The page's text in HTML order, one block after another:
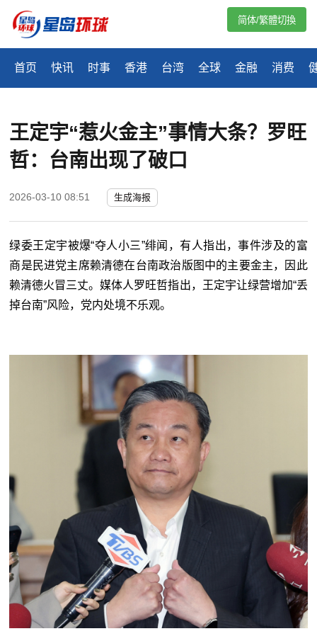
首页 快讯 时事 香港 台湾 全球 金融 消费
简体/繁體切換
王定宇“惹火金主”事情大条？罗旺
哲：台南出现了破口
2026-03-10 08:51 生成海报
绿委王定宇被爆“夺人小三”绯闻，有人指出，事件涉及的富
商是民进党主席赖清德在台南政治版图中的主要金主，因此
赖清德火冒三丈。媒体人罗旺哲指出，王定宇让绿营增加“丢
掉台南”风险，党内处境不乐观。